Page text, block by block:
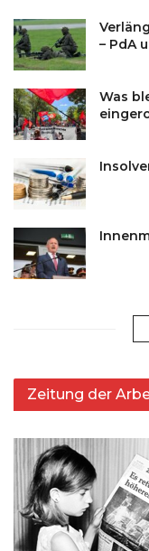
– PdA
Was
Zeitung der